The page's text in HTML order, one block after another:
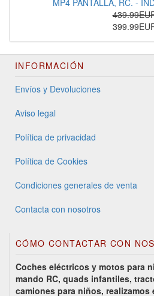
MP4 PANTALLA, RC. -
INFORMACIÓN
Envíos y Devoluciones
Aviso legal
Política de privacidad
Política de Cookies
Condiciones generales de venta
Contacta con nosotros
CÓMO CONTACTAR CON
Coches eléctricos y motos para
mando RC, quads infantiles,
camiones para niños,